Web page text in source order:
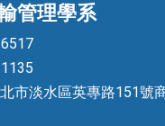
管理學系
市淡水區英專路151號